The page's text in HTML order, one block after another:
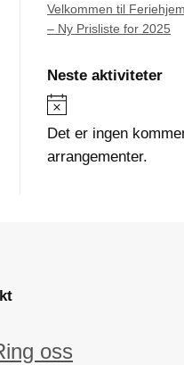
Velkommen til
– Ny Prisliste for 2025
Neste aktiviteter
Det er ingen
arrangementer.
oss